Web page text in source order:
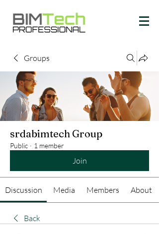
Groups
srdabimtech Group
Public · 1 member
Join
Discussion Media Members About
Back